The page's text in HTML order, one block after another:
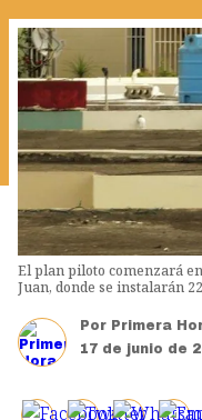
El plan piloto comenzará
Juan, donde se instalarán
Por Primera
17 de junio de